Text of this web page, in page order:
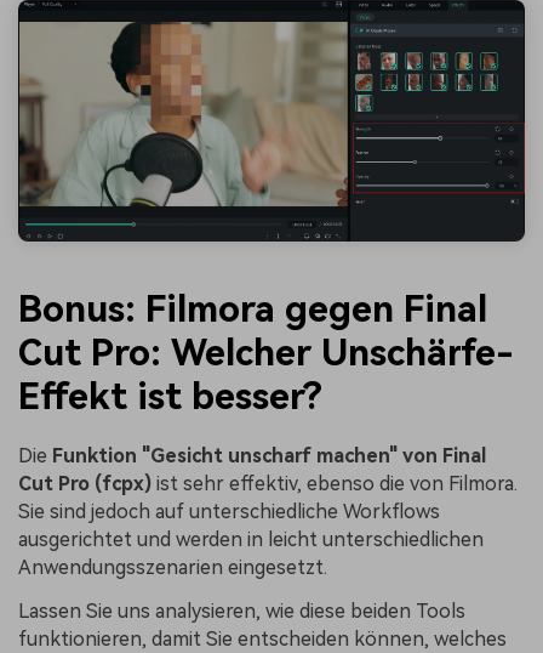
Bonus: Filmora gegen Final
Cut Pro: Welcher Unschärfe-
Effekt ist besser?
Die Funktion "Gesicht unscharf machen" von Final
Cut Pro (fcpx) ist sehr effektiv, ebenso die von Filmora.
Sie sind jedoch auf unterschiedliche Workflows
ausgerichtet und werden in leicht unterschiedlichen
Anwendungsszenarien eingesetzt.
Lassen Sie uns analysieren, wie diese beiden Tools
funktionieren, damit Sie entscheiden können, welches